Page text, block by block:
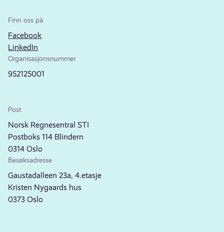
Finn oss på
Facebook
LinkedIn
Organisasjonsnummer
952125001
Post
Norsk Regnesentral STI
Postboks 114 Blindern
0314 Oslo
Besøksadresse
Gaustadalleen 23a, 4.etasje
Kristen Nygaards hus
0373 Oslo